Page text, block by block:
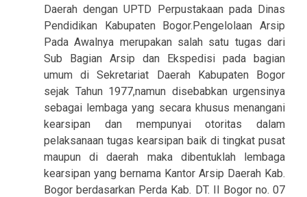
Daerah dengan UPTD Perpustakaan pada Dinas
Pendidikan Kabupaten Bogor.Pengelolaan Arsip
Pada Awalnya merupakan salah satu tugas dari
Sub Bagian Arsip dan Ekspedisi pada bagian
umum di Sekretariat Daerah Kabupaten Bogor
sejak Tahun 1977,namun disebabkan urgensinya
sebagai lembaga yang secara khusus menangani
kearsipan dan mempunyai otoritas dalam
pelaksanaan tugas kearsipan baik di tingkat pusat
maupun di daerah maka dibentuklah lembaga
kearsipan yang bernama Kantor Arsip Daerah Kab.
Bogor berdasarkan Perda Kab. DT. II Bogor no. 07